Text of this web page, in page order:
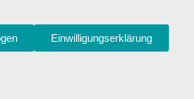
Einwilligungserklärung